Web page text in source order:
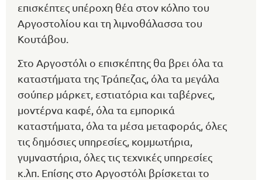
επισκέπτες υπέροχη θέα στον κόλπο του
Αργοστολίου και τη λιμνοθάλασσα του
Κουτάβου.
Στο Αργοστόλι ο επισκέπτης θα βρει όλα τα
καταστήματα της Τράπεζας, όλα τα μεγάλα
σούπερ μάρκετ, εστιατόρια και ταβέρνες,
μοντέρνα καφέ, όλα τα εμπορικά
καταστήματα, όλα τα μέσα μεταφοράς, όλες
τις δημόσιες υπηρεσίες, κομμωτήρια,
γυμναστήρια, όλες τις τεχνικές υπηρεσίες
κ.λπ. Επίσης στο Αργοστόλι βρίσκεται το